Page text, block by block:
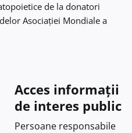
de la donatori
Asociaţiei Mondiale a
Acces informații
de interes public
Persoane responsabile